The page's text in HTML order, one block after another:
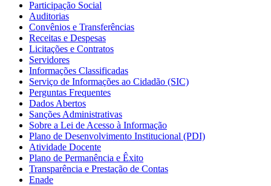
Participação Social
Auditorias
Convênios e Transferências
Receitas e Despesas
Licitações e Contratos
Servidores
Informações Classificadas
Serviço de Informações ao Cidadão (SIC)
Perguntas Frequentes
Dados Abertos
Sanções Administrativas
Sobre a Lei de Acesso à Informação
Plano de Desenvolvimento Institucional (PDI)
Atividade Docente
Plano de Permanência e Êxito
Transparência e Prestação de Contas
Enade